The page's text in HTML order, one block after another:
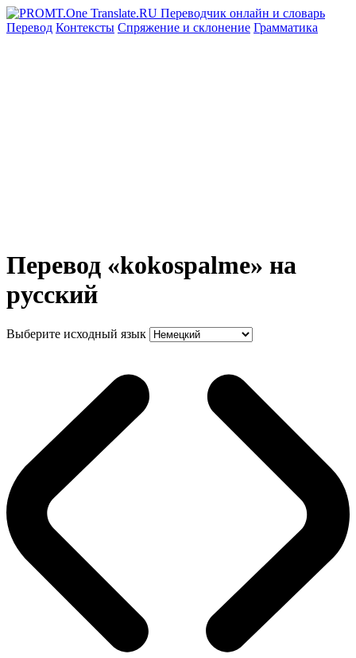
Перевод Контексты Спряжение и склонение Грамматика
Перевод «kokospalme» на
русский
Выберите исходный язык